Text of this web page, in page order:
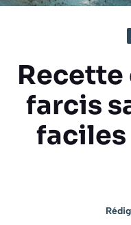
farcis
faciles